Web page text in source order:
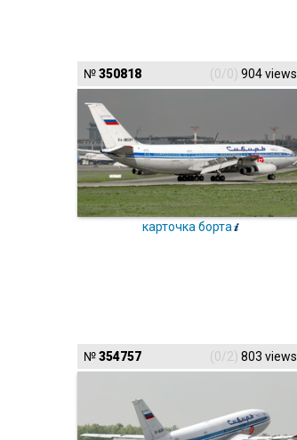
№350818 (0/0) 904 views
карточка борта
№354757 (0/2) 803 views